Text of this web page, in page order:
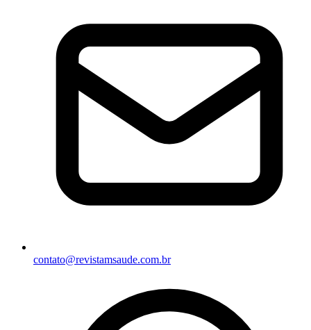
contato@revistamsaude.com.br